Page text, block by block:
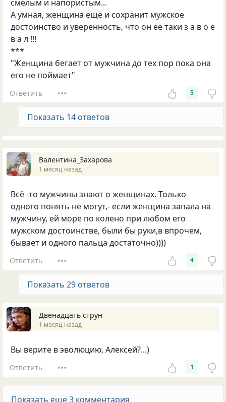
смелым и напористым...
А умная, женщина ещё и сохранит мужское
достоинство и уверенность, что он её таки з а в о е
в а л !!!
***
"Женщина бегает от мужчина до тех пор пока она
его не поймает"
Ответить 5
Показать 14 ответов
Валентина_Захарова
1 месяц назад
Всё -то мужчины знают о женщинах. Только
одного понять не могут,- если женщина запала на
мужчину, ей море по колено при любом его
мужском достоинстве, были бы руки,в впрочем,
бывает и одного пальца достаточно))))
Ответить 4
Показать 29 ответов
Двенадцать струн
1 месяц назад
Вы верите в эволюцию, Алексей?...)
Ответить 1
Показать еще 3 комментария